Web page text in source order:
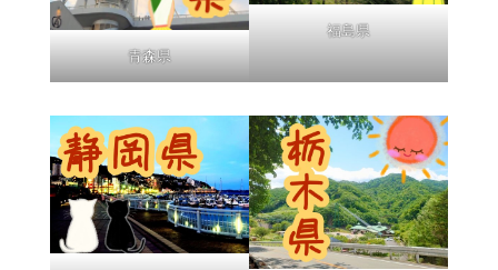
青森県
福島県